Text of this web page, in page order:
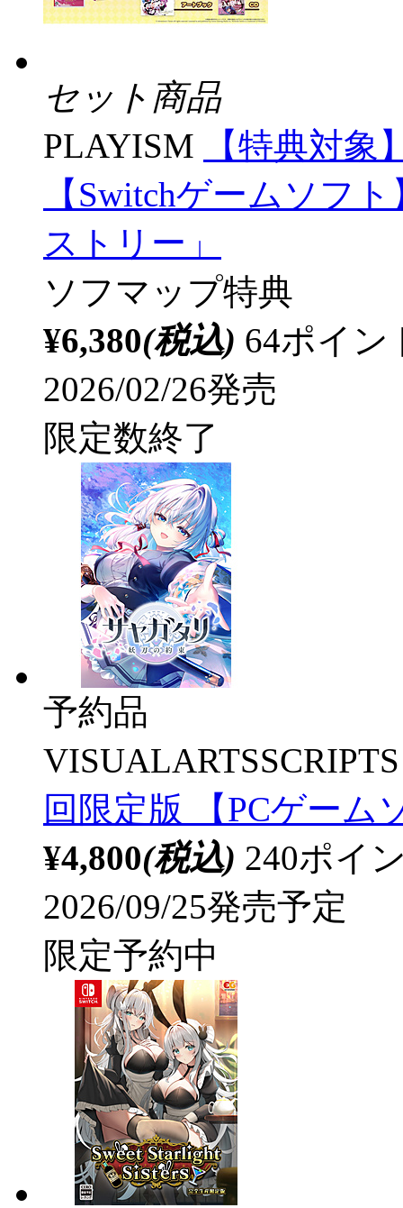
セット商品
PLAYISM
【特典対
【Switchゲームソフ
ストリー」
ソフマップ特典
¥6,380(税込) 64ポイ
2026/02/26発売
限定数終了
予約品
VISUALARTSSCRIPTS
回限定版 【PCゲーム
¥4,800(税込) 240ポイ
2026/09/25発売予定
限定予約中